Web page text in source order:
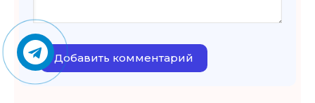
Добавить комментарий